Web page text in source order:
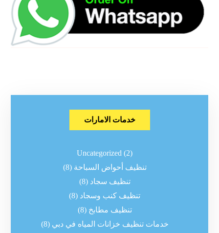
خدمات الامارات
Uncategorized (2)
تنظيف أحواض السباحة (8)
تنظيف سجاد (8)
تنظيف كنب وسجاد (8)
تنظيف مطابخ (8)
خدمات تنظيف خزانات المياه في دبي (8)